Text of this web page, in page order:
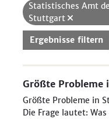
Statistisches Amt
Stuttgart
Ergebnisse filtern
Größte Probleme
Größte Probleme in
Die Frage lautet: